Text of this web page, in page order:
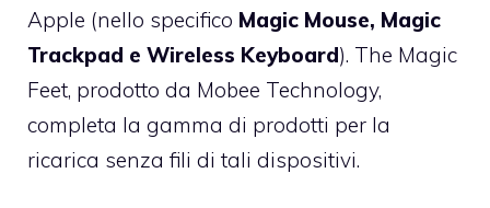
Apple (nello specifico Magic Mouse, Magic
Trackpad e Wireless Keyboard). The Magic
Feet, prodotto da Mobee Technology,
completa la gamma di prodotti per la
ricarica senza fili di tali dispositivi.